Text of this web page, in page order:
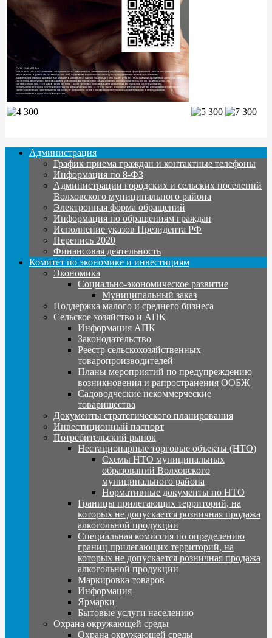
Администрация
График приема граждан и контактные телефоны
Информация по 8-ФЗ
Администрации городских и сельских поселений
Волховского муниципального района
Электронная форма обращений
Информация по обращениям граждан
Исполнение указов Президента РФ
Перепись 2020
Финансовая деятельность
Комитет по экономике и инвестициям
Экономика
Социально-экономическое развитие
Муниципальный заказ
Поддержка малого и среднего бизнеса
Сельское хозяйство и АПК
Информация АПК
Законодательство
Реестр сельскохозяйственных
товаропроизводителей
Планы мероприятий по предупреждению
возникновения и рапространения ООБЖ
Садоводческие некоммерческие
товарищества
Документы стратегического планирования
Инвестиционный паспорт
Потребительский рынок
Нестационарные торговые объекты (НТО)
Схемы НТО муниципальных
образований Волховского
муниципального района
Нормативные документы по НТО
Границы прилегающих территорий, на
которых не допускается розничная продажа
алкогольной продукции
Специальная комиссия по определению
границ прилегающих территорий, на
которых не допускается розничная продажа
алкогольной продукции
Маркировка товаров
Информация
Ярмарки
Бытовые услуги населению
Охрана окружающей среды
Охрана окружающей среды